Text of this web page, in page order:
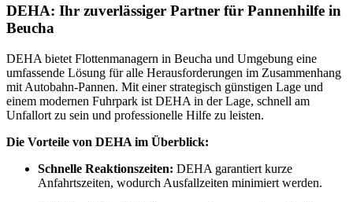
DEHA: Ihr zuverlässiger Partner für Pannenhilfe in
Beucha
DEHA bietet Flottenmanagern in Beucha und Umgebung eine
umfassende Lösung für alle Herausforderungen im Zusammenhang
mit Autobahn-Pannen. Mit einer strategisch günstigen Lage und
einem modernen Fuhrpark ist DEHA in der Lage, schnell am
Unfallort zu sein und professionelle Hilfe zu leisten.
Die Vorteile von DEHA im Überblick:
Schnelle Reaktionszeiten: DEHA garantiert kurze
Anfahrtszeiten, wodurch Ausfallzeiten minimiert werden.